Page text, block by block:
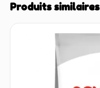
Produits similaires